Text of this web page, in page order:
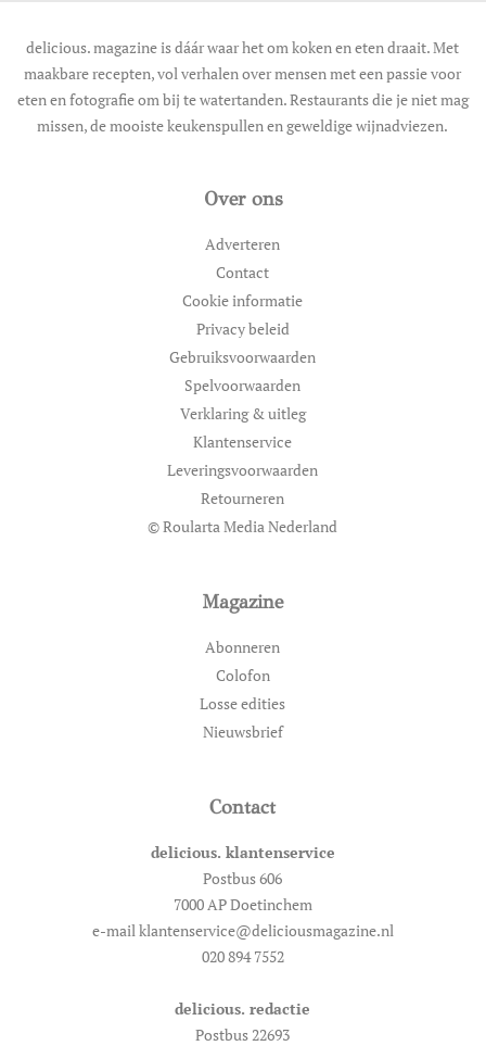
delicious. magazine is dáár waar het om koken en eten draait. Met
maakbare recepten, vol verhalen over mensen met een passie voor
eten en fotografie om bij te watertanden. Restaurants die je niet mag
missen, de mooiste keukenspullen en geweldige wijnadviezen.
Over ons
Adverteren
Contact
Cookie informatie
Privacy beleid
Gebruiksvoorwaarden
Spelvoorwaarden
Verklaring & uitleg
Klantenservice
Leveringsvoorwaarden
Retourneren
© Roularta Media Nederland
Magazine
Abonneren
Colofon
Losse edities
Nieuwsbrief
Contact
delicious. klantenservice
Postbus 606
7000 AP Doetinchem
e-mail klantenservice@deliciousmagazine.nl
020 894 7552
delicious. redactie
Postbus 22693